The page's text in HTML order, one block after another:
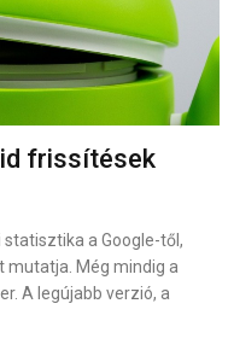
frissítések
a Google-től,
mutatja. Még mindig a
A legújabb verzió, a